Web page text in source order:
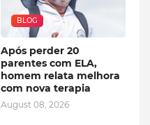
BLOG
Após perder 20
parentes com ELA,
homem relata melhora
com nova terapia
August 08, 2026